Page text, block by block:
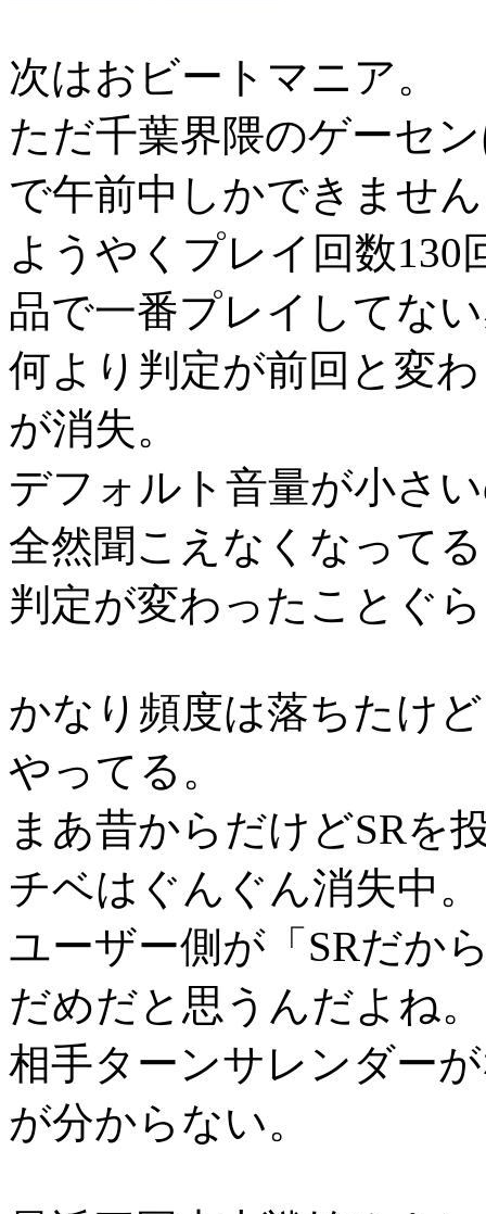
次はおビートマニア。
ただ千葉界隈のゲーセ
で午前中しかできませ
ようやくプレイ回数
品で一番プレイしてな
何より判定が前回と変
が消失。
デフォルト音量が小さ
全然聞こえなくなって
判定が変わったことぐ
かなり頻度は落ちたけ
やってる。
まあ昔からだけどSRを
チベはぐんぐん消失中。
ユーザー側が「SRだか
だめだと思うんだよね。
相手ターンサレンダー
が分からない。